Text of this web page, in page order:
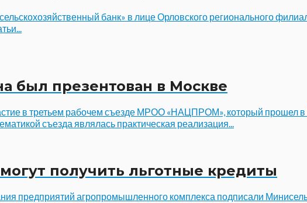
банк» в лице Орловского регионального
был презентован в Москве
в третьем рабочем съезде МРОО «НАЦПРОМ», который прошел в
съезда являлась практическая реализация...
получить льготные кредиты
предприятий агропромышленного комплекса подписали